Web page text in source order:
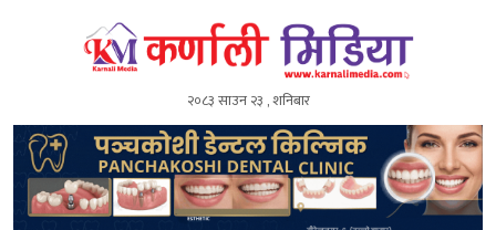
२०८३ साउन २३ , शनिबार